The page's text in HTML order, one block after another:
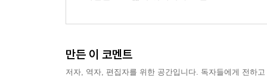
만든 이 코멘트
저자, 역자, 편집자를 위한 공간입니다. 독자들에게 전하